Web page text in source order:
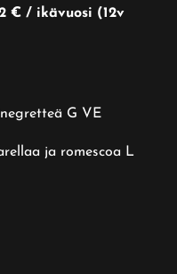
€ / ikävuosi (12v
G VE
ja romescoa L